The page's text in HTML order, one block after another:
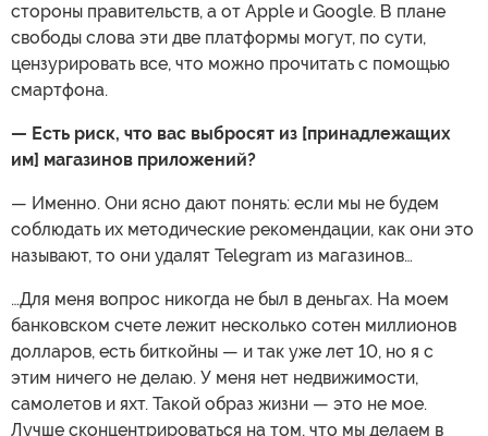
стороны правительств, а от Apple и Google. В плане
свободы слова эти две платформы могут, по сути,
цензурировать все, что можно прочитать с помощью
смартфона.
— Есть риск, что вас выбросят из [принадлежащих
им] магазинов приложений?
— Именно. Они ясно дают понять: если мы не будем
соблюдать их методические рекомендации, как они это
называют, то они удалят Telegram из магазинов…
…Для меня вопрос никогда не был в деньгах. На моем
банковском счете лежит несколько сотен миллионов
долларов, есть биткойны — и так уже лет 10, но я с
этим ничего не делаю. У меня нет недвижимости,
самолетов и яхт. Такой образ жизни — это не мое.
Лучше сконцентрироваться на том, что мы делаем в